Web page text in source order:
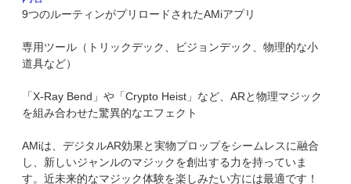
9つのルーティンがプリロードされたAMiアプリ
専用ツール（トリックデック、ビジョンデック、物理的な小
道具など）
「X-Ray Bend」や「Crypto Heist」など、ARと物理マジック
を組み合わせた驚異的なエフェクト
AMiは、デジタルAR効果と実物プロップをシームレスに融合
し、新しいジャンルのマジックを創出する力を持っていま
す。近未来的なマジック体験を楽しみたい方には最適です！